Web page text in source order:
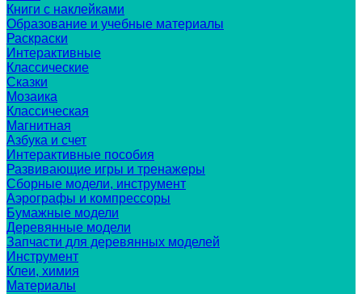
Книги с наклейками
Образование и учебные материалы
Раскраски
Интерактивные
Классические
Сказки
Мозаика
Классическая
Магнитная
Азбука и счет
Интерактивные пособия
Развивающие игры и тренажеры
Сборные модели, инструмент
Аэрографы и компрессоры
Бумажные модели
Деревянные модели
Запчасти для деревянных моделей
Инструмент
Клеи, химия
Материалы